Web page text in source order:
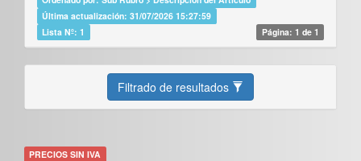
Última actualización: 31/07/2026 15:27:59
Lista Nº: 1
Página: 1 de 1
Filtrado de resultados
PRECIOS SIN IVA